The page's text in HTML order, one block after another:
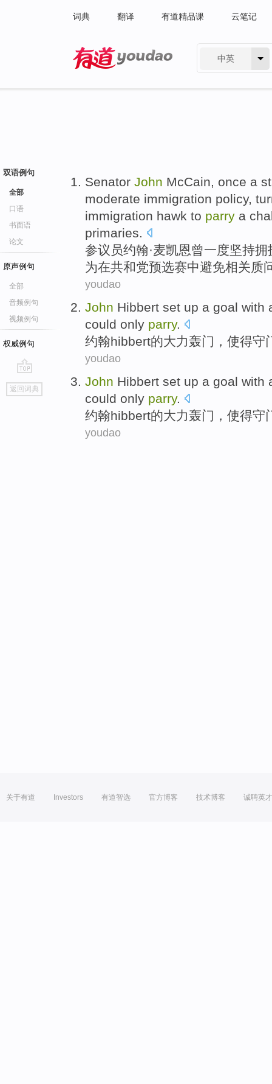
词典 翻译 有道精品课 云笔记
中英
双语例句
全部
口语
书面语
论文
原声例句
全部
音频例句
视频例句
权威例句
go
top
返回词典
Senator John McCain, once a
moderate immigration policy,
immigration hawk to parry a
primaries.
参议员约翰·麦凯恩曾一度坚持拥
为在共和党预选赛中避免相关质
youdao
John Hibbert set up a goal with
could only parry.
约翰hibbert的大力轰门，使得守
youdao
John Hibbert set up a goal with
could only parry.
约翰hibbert的大力轰门，使得守
youdao
关于有道 Investors 有道智选 官方博客 技术博客 诚聘英才